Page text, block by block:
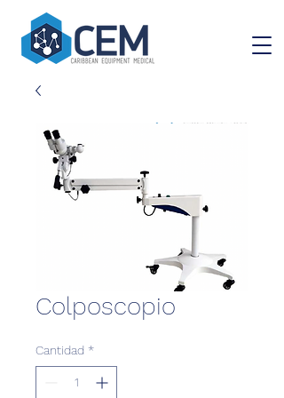
Colposcopio
Cantidad *